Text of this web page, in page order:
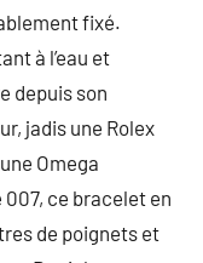
fixé.
à l’eau et
depuis son
jadis une Rolex
Omega
ce bracelet en
de poignets et